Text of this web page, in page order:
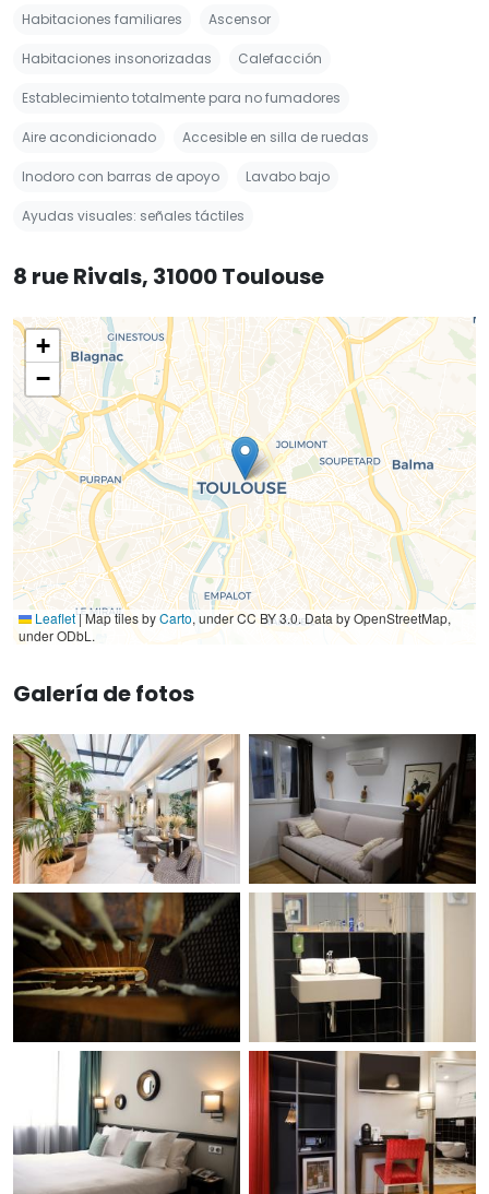
Habitaciones familiares Ascensor
Habitaciones insonorizadas Calefacción
Establecimiento totalmente para no fumadores
Aire acondicionado Accesible en silla de ruedas
Inodoro con barras de apoyo Lavabo bajo
Ayudas visuales: señales táctiles
8 rue Rivals, 31000 Toulouse
+
−
Leaflet|Map tiles byCarto, under CC BY 3.0. Data by OpenStreetMap,
under ODbL.
Galería de fotos